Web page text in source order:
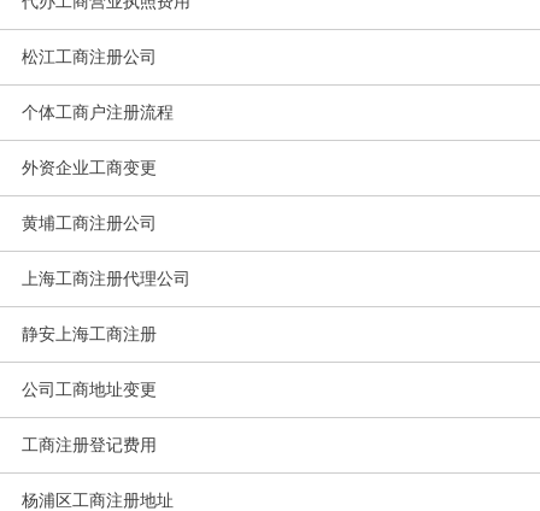
松江工商注册公司
个体工商户注册流程
外资企业工商变更
黄埔工商注册公司
上海工商注册代理公司
静安上海工商注册
公司工商地址变更
工商注册登记费用
杨浦区工商注册地址